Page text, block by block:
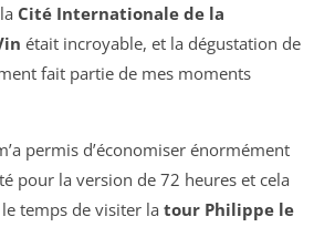
Cité Internationale de la
était incroyable, et la dégustation de
fait partie de mes moments
permis d’économiser énormément
pour la version de 72 heures et cela
temps de visiter la tour Philippe le